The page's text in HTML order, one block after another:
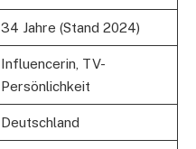
34 Jahre (Stand 2024)
Influencerin, TV-
Persönlichkeit
Deutschland